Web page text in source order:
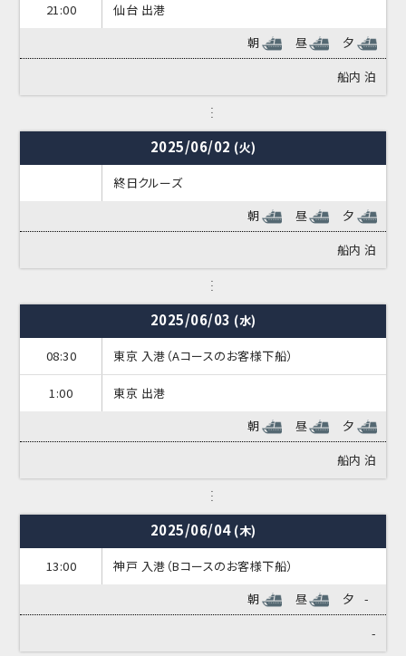
21:00
仙台 出港
朝
昼
夕
船内 泊
2025/06/02 (火)
終日クルーズ
朝
昼
夕
船内 泊
2025/06/03 (水)
08:30 東京 入港（Aコースのお客様下船）
1:00
東京 出港
朝
昼
夕
船内 泊
2025/06/04 (木)
13:00
神戸 入港（Bコースのお客様下船）
朝
昼 夕
-
-